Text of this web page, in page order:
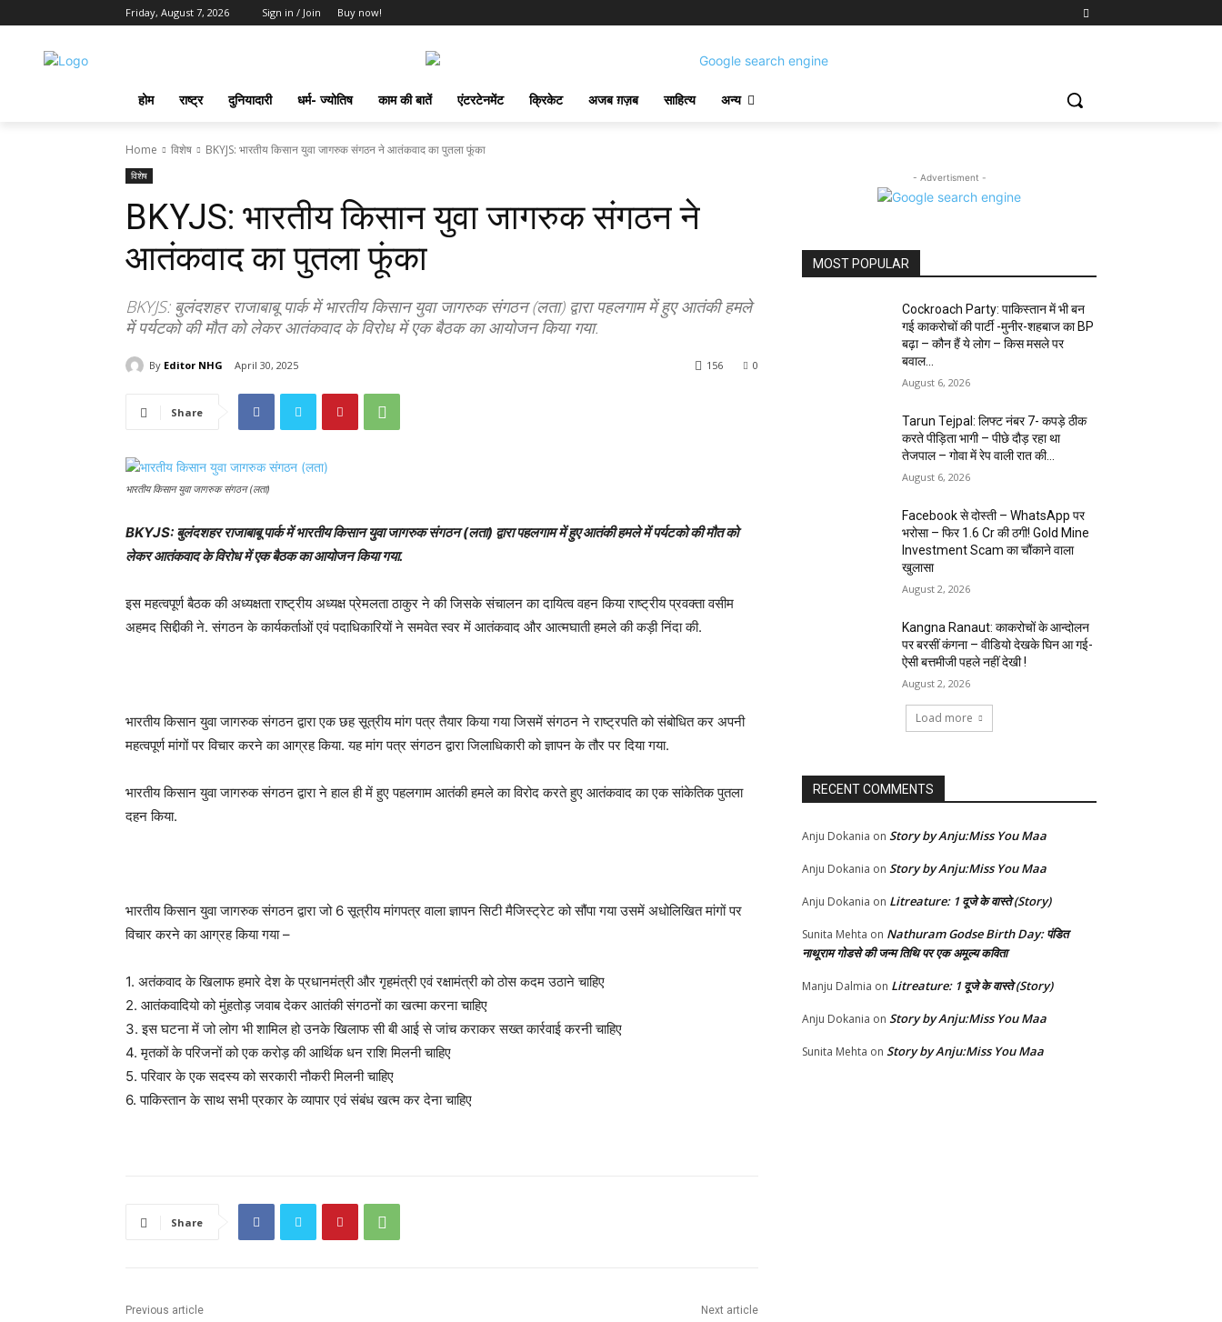
Friday, August 7, 2026 Sign in / Join Buy now!
होम राष्ट्र दुनियादारी धर्म- ज्योतिष काम की बातें एंटरटेनमेंट क्रिकेट अजब ग़ज़ब साहित्य अन्य
Home विशेष BKYJS: भारतीय किसान युवा जागरुक संगठन ने आतंकवाद का पुतला फूंका
विशेष
BKYJS: भारतीय किसान युवा जागरुक संगठन ने
आतंकवाद का पुतला फूंका
BKYJS: बुलंदशहर राजाबाबू पार्क में भारतीय किसान युवा जागरुक संगठन (लता) द्वारा पहलगाम में हुए आतंकी हमले
में पर्यटको की मौत को लेकर आतंकवाद के विरोध में एक बैठक का आयोजन किया गया.
By Editor NHG April 30, 2025 0
156
Share
भारतीय किसान युवा जागरुक संगठन (लता)
BKYJS: बुलंदशहर राजाबाबू पार्क में भारतीय किसान युवा जागरुक संगठन (लता) द्वारा पहलगाम में हुए आतंकी हमले में पर्यटको की मौत को
लेकर आतंकवाद के विरोध में एक बैठक का आयोजन किया गया.
इस महत्वपूर्ण बैठक की अध्यक्षता राष्ट्रीय अध्यक्ष प्रेमलता ठाकुर ने की जिसके संचालन का दायित्व वहन किया राष्ट्रीय प्रवक्ता वसीम
अहमद सिद्दीकी ने. संगठन के कार्यकर्ताओं एवं पदाधिकारियों ने समवेत स्वर में आतंकवाद और आत्मघाती हमले की कड़ी निंदा की.
भारतीय किसान युवा जागरुक संगठन द्वारा एक छह सूत्रीय मांग पत्र तैयार किया गया जिसमें संगठन ने राष्ट्रपति को संबोधित कर अपनी
महत्वपूर्ण मांगों पर विचार करने का आग्रह किया. यह मांग पत्र संगठन द्वारा जिलाधिकारी को ज्ञापन के तौर पर दिया गया.
भारतीय किसान युवा जागरुक संगठन द्वारा ने हाल ही में हुए पहलगाम आतंकी हमले का विरोद करते हुए आतंकवाद का एक सांकेतिक पुतला
दहन किया.
भारतीय किसान युवा जागरुक संगठन द्वारा जो 6 सूत्रीय मांगपत्र वाला ज्ञापन सिटी मैजिस्ट्रेट को सौंपा गया उसमें अधोलिखित मांगों पर
विचार करने का आग्रह किया गया –
1. अतंकवाद के खिलाफ हमारे देश के प्रधानमंत्री और गृहमंत्री एवं रक्षामंत्री को ठोस कदम उठाने चाहिए
2. आतंकवादियो को मुंहतोड़ जवाब देकर आतंकी संगठनों का खत्मा करना चाहिए
3. इस घटना में जो लोग भी शामिल हो उनके खिलाफ सी बी आई से जांच कराकर सख्त कार्रवाई करनी चाहिए
4. मृतकों के परिजनों को एक करोड़ की आर्थिक धन राशि मिलनी चाहिए
5. परिवार के एक सदस्य को सरकारी नौकरी मिलनी चाहिए
6. पाकिस्तान के साथ सभी प्रकार के व्यापार एवं संबंध खत्म कर देना चाहिए
Share
Previous article Next article
- Advertisment -
MOST POPULAR
Cockroach Party: पाकिस्तान में भी बन
गई काकरोचों की पार्टी -मुनीर-शहबाज का BP
बढ़ा – कौन हैं ये लोग – किस मसले पर
बवाल...
August 6, 2026
Tarun Tejpal: लिफ्ट नंबर 7- कपड़े ठीक
करते पीड़िता भागी – पीछे दौड़ रहा था
तेजपाल – गोवा में रेप वाली रात की...
August 6, 2026
Facebook से दोस्ती – WhatsApp पर
भरोसा – फिर 1.6 Cr की ठगी! Gold Mine
Investment Scam का चौंकाने वाला
खुलासा
August 2, 2026
Kangna Ranaut: काकरोचों के आन्दोलन
पर बरसीं कंगना – वीडियो देखके घिन आ गई-
ऐसी बत्तमीजी पहले नहीं देखी !
August 2, 2026
Load more
RECENT COMMENTS
Anju Dokania on Story by Anju:Miss You Maa
Anju Dokania on Story by Anju:Miss You Maa
Anju Dokania on Litreature: 1 दूजे के वास्ते (Story)
Sunita Mehta on Nathuram Godse Birth Day: पंडित
नाथूराम गोडसे की जन्म तिथि पर एक अमूल्य कविता
Manju Dalmia on Litreature: 1 दूजे के वास्ते (Story)
Anju Dokania on Story by Anju:Miss You Maa
Sunita Mehta on Story by Anju:Miss You Maa